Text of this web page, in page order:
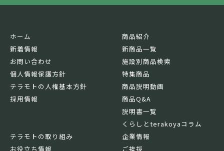
ホーム
新着情報
お問い合わせ
個人情報保護方針
テラモトの人権基本方針
採用情報
商品紹介
新商品一覧
施設別商品検索
特集商品
商品説明動画
商品Q&A
説明書一覧
くらしとterakoyaコラム
テラモトの取り組み
お役立ち情報
企業情報
ご挨拶